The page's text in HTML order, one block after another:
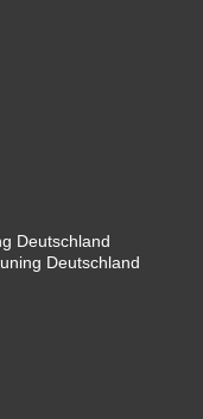
Deutschland
Deutschland